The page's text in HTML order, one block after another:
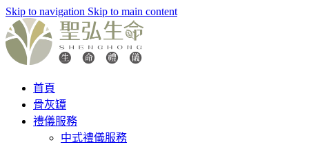
Skip to navigation Skip to main content
首頁
骨灰罈
禮儀服務
中式禮儀服務